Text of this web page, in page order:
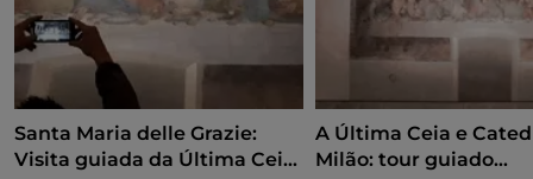
Santa Maria delle Grazie:
Visita guiada da Última Ceia
A Última Ceia e
Milão: tour guiado